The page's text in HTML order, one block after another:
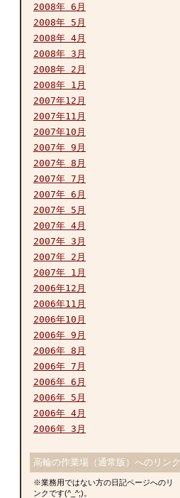
2008年 6月
2008年 5月
2008年 4月
2008年 3月
2008年 2月
2008年 1月
2007年12月
2007年11月
2007年10月
2007年 9月
2007年 8月
2007年 7月
2007年 6月
2007年 5月
2007年 4月
2007年 3月
2007年 2月
2007年 1月
2006年12月
2006年11月
2006年10月
2006年 9月
2006年 8月
2006年 7月
2006年 6月
2006年 5月
2006年 4月
2006年 3月
高輪の作業場（通常版）へのリンク
※業務用ではない方の日記ページへのリ
ンクです(^_^;)。